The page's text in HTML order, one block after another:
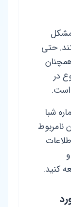
در سال ۱۴۰۵ با مشکل
حتی
در
است.
شبا
نامربوط
کنید.